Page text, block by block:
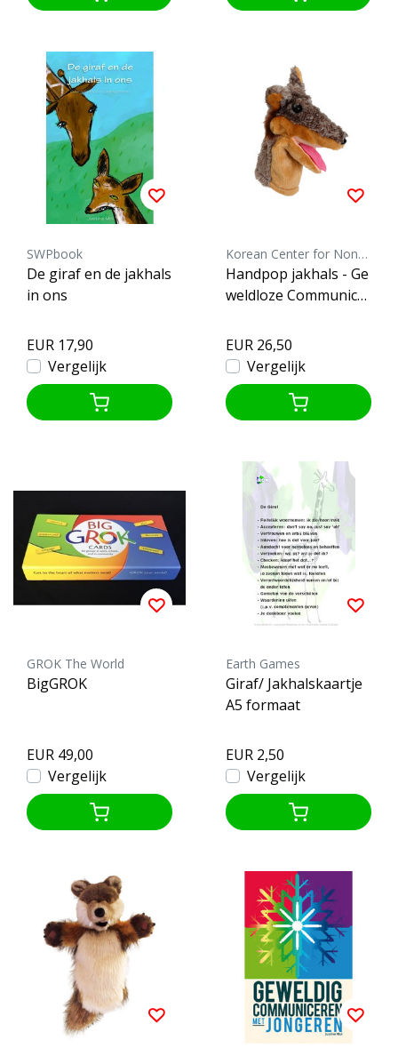
SWPbook
De giraf en de jakhals
in ons
EUR 17,90
Vergelijk
Korean Center for Nonviolent Communication
Handpop jakhals - Ge
weldloze Communicat
EUR 26,50
Vergelijk
GROK The World
BigGROK
EUR 49,00
Vergelijk
Earth Games
Giraf/ Jakhalskaartje
A5 formaat
EUR 2,50
Vergelijk